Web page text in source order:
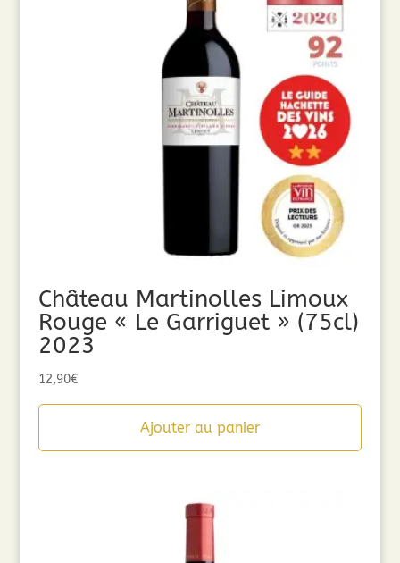
Château Martinolles Limoux
Rouge « Le Garriguet » (75cl)
2023
12,90€
Ajouter au panier